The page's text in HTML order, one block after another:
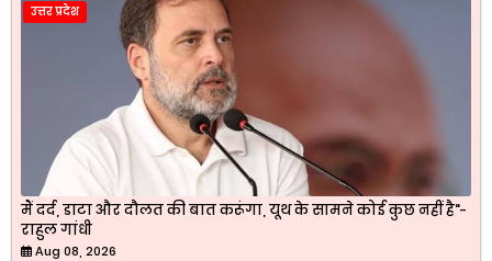
उत्तर प्रदेश
मैं दर्द, डाटा और दौलत की बात करूंगा, यूथ के सामने कोई कुछ नहीं है"-
राहुल गांधी
Aug 08, 2026